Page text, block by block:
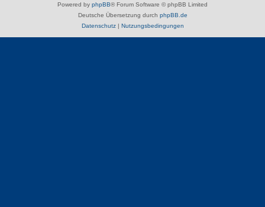
Powered by phpBB® Forum Software © phpBB Limited
Deutsche Übersetzung durch phpBB.de
Datenschutz| Nutzungsbedingungen